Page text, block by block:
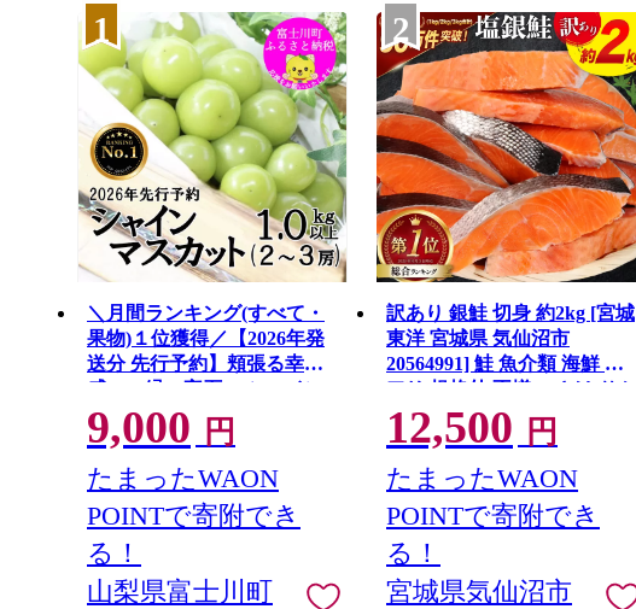
1
＼月間ランキング(すべて・
果物)１位獲得／【2026年発
送分 先行予約】頬張る幸福
感 〜緑の宝石・ シャイン
マスカット 〜 １ｋｇ以上
（２〜３房） フルーツ 山梨
県産 果物 くだもの シャイン
マスカット ぶどう ブドウ 葡
萄 大粒 種なし 先行予約 富士
川町 10000円 一万円 9000円
九千円
9,000 円
たまったWAON
POINTで寄附でき
る！
山梨県富士川町
2
訳あり 銀鮭 切身 約2kg [宮城
東洋 宮城県 気仙沼市
20564991] 鮭 魚介類 海鮮 訳
アリ 規格外 不揃い さけ サケ
鮭切身 シャケ 切り身 冷凍 家
庭用 おかず 弁当 支援 サーモ
ン 銀鮭切り身 魚 わけあり
12,500 円
たまったWAON
POINTで寄附でき
る！
宮城県気仙沼市